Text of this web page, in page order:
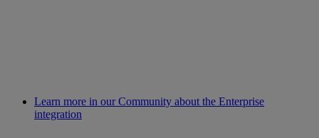
Learn more in our Community about the Enterprise
integration